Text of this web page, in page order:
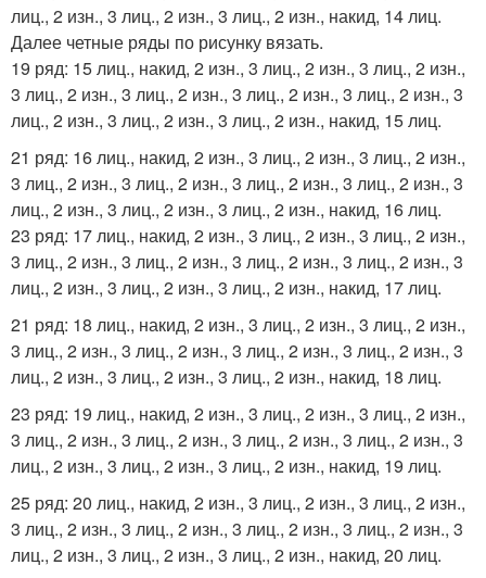
лиц., 2 изн., 3 лиц., 2 изн., 3 лиц., 2 изн., накид, 14 лиц.
Далее четные ряды по рисунку вязать.
19 ряд: 15 лиц., накид, 2 изн., 3 лиц., 2 изн., 3 лиц., 2 изн.,
3 лиц., 2 изн., 3 лиц., 2 изн., 3 лиц., 2 изн., 3 лиц., 2 изн., 3
лиц., 2 изн., 3 лиц., 2 изн., 3 лиц., 2 изн., накид, 15 лиц.
21 ряд: 16 лиц., накид, 2 изн., 3 лиц., 2 изн., 3 лиц., 2 изн.,
3 лиц., 2 изн., 3 лиц., 2 изн., 3 лиц., 2 изн., 3 лиц., 2 изн., 3
лиц., 2 изн., 3 лиц., 2 изн., 3 лиц., 2 изн., накид, 16 лиц.
23 ряд: 17 лиц., накид, 2 изн., 3 лиц., 2 изн., 3 лиц., 2 изн.,
3 лиц., 2 изн., 3 лиц., 2 изн., 3 лиц., 2 изн., 3 лиц., 2 изн., 3
лиц., 2 изн., 3 лиц., 2 изн., 3 лиц., 2 изн., накид, 17 лиц.
21 ряд: 18 лиц., накид, 2 изн., 3 лиц., 2 изн., 3 лиц., 2 изн.,
3 лиц., 2 изн., 3 лиц., 2 изн., 3 лиц., 2 изн., 3 лиц., 2 изн., 3
лиц., 2 изн., 3 лиц., 2 изн., 3 лиц., 2 изн., накид, 18 лиц.
23 ряд: 19 лиц., накид, 2 изн., 3 лиц., 2 изн., 3 лиц., 2 изн.,
3 лиц., 2 изн., 3 лиц., 2 изн., 3 лиц., 2 изн., 3 лиц., 2 изн., 3
лиц., 2 изн., 3 лиц., 2 изн., 3 лиц., 2 изн., накид, 19 лиц.
25 ряд: 20 лиц., накид, 2 изн., 3 лиц., 2 изн., 3 лиц., 2 изн.,
3 лиц., 2 изн., 3 лиц., 2 изн., 3 лиц., 2 изн., 3 лиц., 2 изн., 3
лиц., 2 изн., 3 лиц., 2 изн., 3 лиц., 2 изн., накид, 20 лиц.